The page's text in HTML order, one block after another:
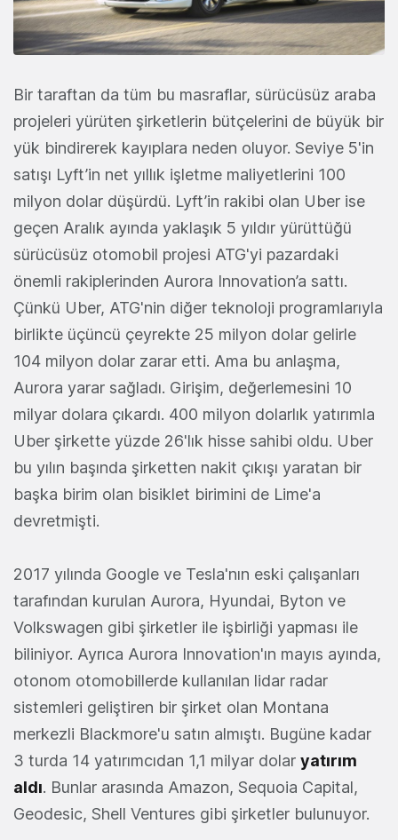
Bir taraftan da tüm bu masraflar, sürücüsüz araba
projeleri yürüten şirketlerin bütçelerini de büyük bir
yük bindirerek kayıplara neden oluyor. Seviye 5'in
satışı Lyft’in net yıllık işletme maliyetlerini 100
milyon dolar düşürdü. Lyft’in rakibi olan Uber ise
geçen Aralık ayında yaklaşık 5 yıldır yürüttüğü
sürücüsüz otomobil projesi ATG'yi pazardaki
önemli rakiplerinden Aurora Innovation’a sattı.
Çünkü Uber, ATG'nin diğer teknoloji programlarıyla
birlikte üçüncü çeyrekte 25 milyon dolar gelirle
104 milyon dolar zarar etti. Ama bu anlaşma,
Aurora yarar sağladı. Girişim, değerlemesini 10
milyar dolara çıkardı. 400 milyon dolarlık yatırımla
Uber şirkette yüzde 26'lık hisse sahibi oldu. Uber
bu yılın başında şirketten nakit çıkışı yaratan bir
başka birim olan bisiklet birimini de Lime'a
devretmişti.
2017 yılında Google ve Tesla'nın eski çalışanları
tarafından kurulan Aurora, Hyundai, Byton ve
Volkswagen gibi şirketler ile işbirliği yapması ile
biliniyor. Ayrıca Aurora Innovation'ın mayıs ayında,
otonom otomobillerde kullanılan lidar radar
sistemleri geliştiren bir şirket olan Montana
merkezli Blackmore'u satın almıştı. Bugüne kadar
3 turda 14 yatırımcıdan 1,1 milyar dolar yatırım
aldı. Bunlar arasında Amazon, Sequoia Capital,
Geodesic, Shell Ventures gibi şirketler bulunuyor.